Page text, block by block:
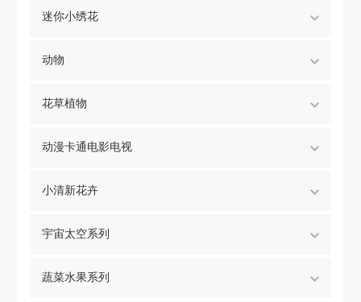
迷你小绣花
动物
花草植物
动漫卡通电影电视
小清新花卉
宇宙太空系列
蔬菜水果系列